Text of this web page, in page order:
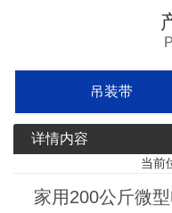
吊装带
详情内容
当前
家用200公斤微